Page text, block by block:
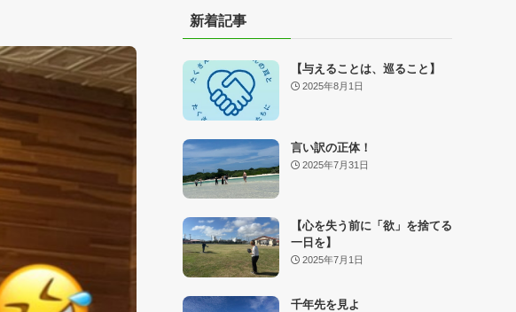
新着記事
【与えることは、巡ること】
2025年8月1日
言い訳の正体！
2025年7月31日
【心を失う前に「欲」を捨てる
一日を】
2025年7月1日
千年先を見よ